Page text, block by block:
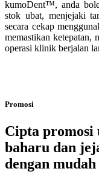
kumoDent™, anda
stok ubat, menjejaki
secara cekap
memastikan ketepatan,
operasi klinik berjalan
Promosi
Cipta promosi
baharu dan
dengan mudah